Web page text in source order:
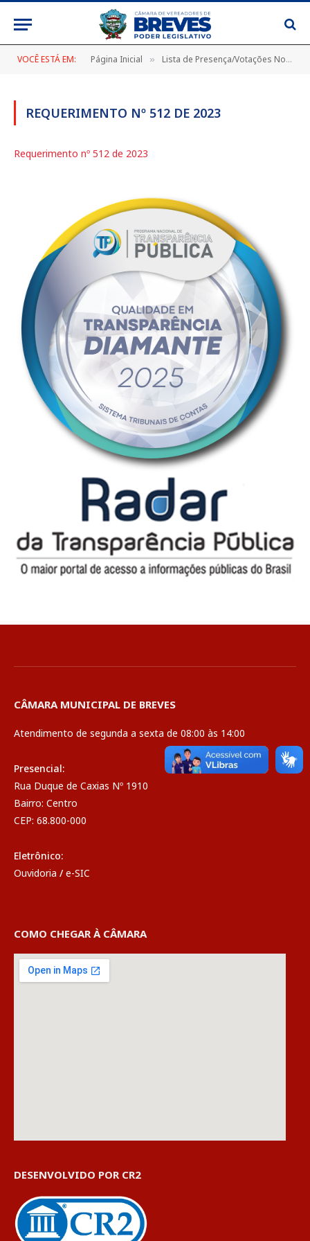
VOCÊ ESTÁ EM: Página Inicial » Lista de Presença/Votações Nominais
REQUERIMENTO Nº 512 DE 2023
Requerimento nº 512 de 2023
CÂMARA MUNICIPAL DE BREVES
Atendimento de segunda a sexta de 08:00 às 14:00
Presencial:
Rua Duque de Caxias Nº 1910
Bairro: Centro
CEP: 68.800-000
Eletrônico:
Ouvidoria / e-SIC
COMO CHEGAR À CÂMARA
DESENVOLVIDO POR CR2